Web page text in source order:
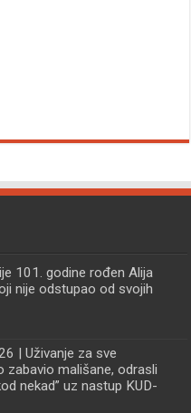
101. godine rođen Alija
nije odstupao od svojih
| Uživanje za sve
zabavio mališane, odrasli
nekad” uz nastup KUD-